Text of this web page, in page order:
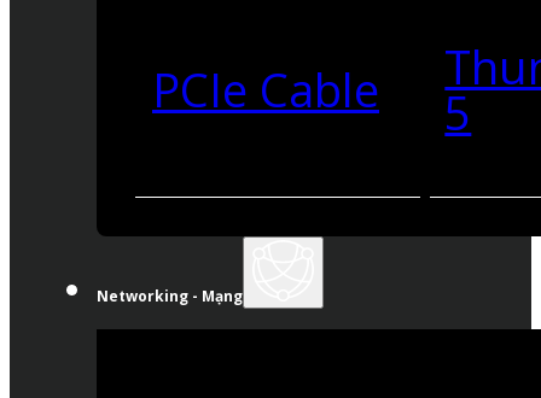
PCIe Cable 5
Networking - Mạng